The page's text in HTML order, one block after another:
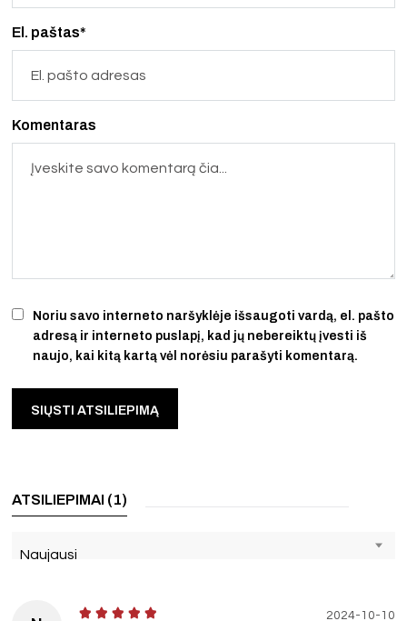
El. paštas*
Noriu savo interneto naršyklėje išsaugoti vardą, el. pašto
adresą ir interneto puslapį, kad jų nebereiktų įvesti iš
naujo, kai kitą kartą vėl norėsiu parašyti komentarą.
Komentaras
ATSILIEPIMAI (1)
Naujausi
2024-10-10